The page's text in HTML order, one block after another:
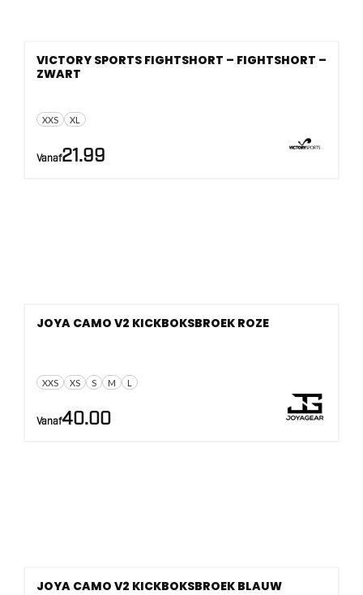
XXS XL
VICTORY SPORTS FIGHTSHORT – FIGHTSHORT –
ZWART
Vanaf21.99
XXS XS S M L
JOYA CAMO V2 KICKBOKSBROEK ROZE
Vanaf40.00
JOYA CAMO V2 KICKBOKSBROEK BLAUW